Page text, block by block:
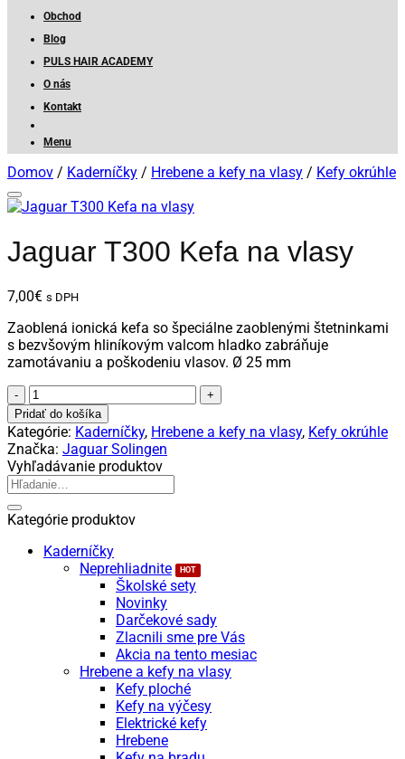
Obchod
Blog
PULS HAIR ACADEMY
O nás
Kontakt
Menu
Domov / Kaderníčky / Hrebene a kefy na vlasy / Kefy okrúhle
Jaguar T300 Kefa na vlasy
7,00€ s DPH
Zaoblená ionická kefa so špeciálne zaoblenými štetninkami
s bezvšovým hliníkovým valcom hladko zabráňuje
zamotávaniu a poškodeniu vlasov. Ø 25 mm
množstvo
Jaguar
T300
Kefa
na
vlasy
Pridať do košíka
Kategórie: Kaderníčky, Hrebene a kefy na vlasy, Kefy okrúhle
Značka: Jaguar Solingen
Vyhľadávanie produktov
Hľadať:
Kategórie produktov
Kaderníčky
Neprehliadnite
Školské sety
Novinky
Darčekové sady
Zlacnili sme pre Vás
Akcia na tento mesiac
Hrebene a kefy na vlasy
Kefy ploché
Kefy na výčesy
Elektrické kefy
Hrebene